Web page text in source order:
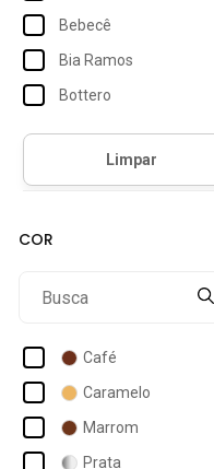
Bebecê
Bia Ramos
Bottero
Campero
Capodarte
Dakota
Café
Caramelo
Marrom
Prata